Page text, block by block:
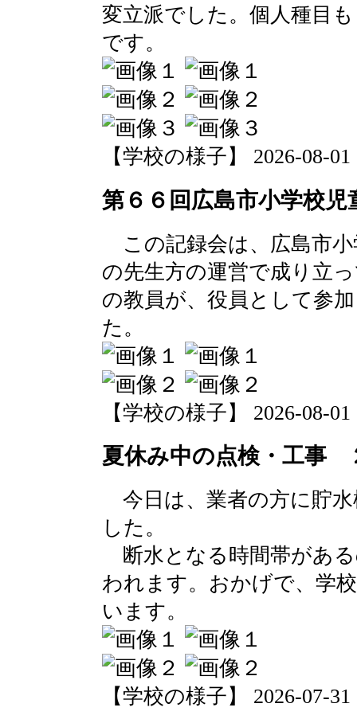
変立派でした。個人種目
です。
【学校の様子】 2026-08-
第６６回広島市小学校
この記録会は、広島市小
の先生方の運営で成り立
の教員が、役員として参
た。
【学校の様子】 2026-08-
夏休み中の点検・工事
今日は、業者の方に貯
した。
断水となる時間帯があ
われます。おかげで、学
います。
【学校の様子】 2026-07-